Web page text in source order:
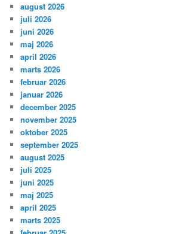
august 2026
juli 2026
juni 2026
maj 2026
april 2026
marts 2026
februar 2026
januar 2026
december 2025
november 2025
oktober 2025
september 2025
august 2025
juli 2025
juni 2025
maj 2025
april 2025
marts 2025